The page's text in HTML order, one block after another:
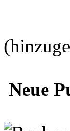
Neue